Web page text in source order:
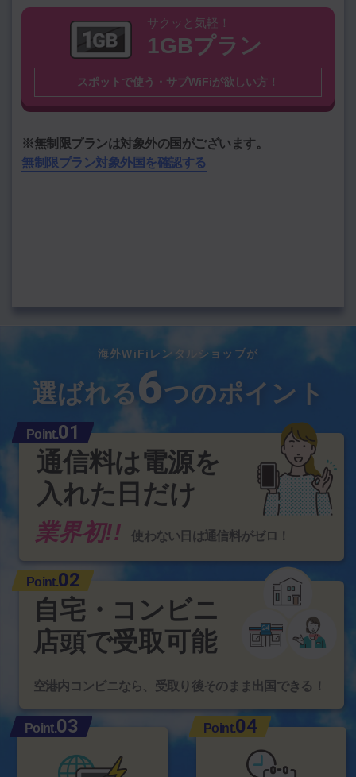
サクッと気軽！
1GBプラン
スポットで使う・サブWiFiが欲しい方！
※無制限プランは対象外の国がございます。
無制限プラン対象外国を確認する
※無制限プラン対象外国はこちら
渡航期間を選択
海外WiFiレンタルショップが
選ばれる6つのポイント
通信料は電源を
入れた日だけ
業界初!! 使わない日は通信料がゼロ！
Point.01
自宅・コンビニ
店頭で受取可能
空港内コンビニなら、受取り後そのまま出国できる！
Point.02
Point.03 Point.04